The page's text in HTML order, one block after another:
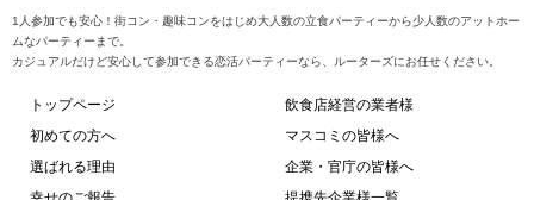
1人参加でも安心！街コン・趣味コンをはじめ大人数の立食パーティーから少人数のアットホー
ムなパーティーまで。
カジュアルだけど安心して参加できる恋活パーティーなら、ルーターズにお任せください。
トップページ
初めての方へ
選ばれる理由
飲食店経営の業者様
マスコミの皆様へ
企業・官庁の皆様へ